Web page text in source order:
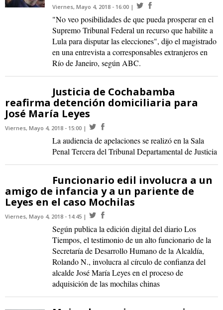
Viernes, Mayo 4, 2018 - 16:00
"No veo posibilidades de que pueda prosperar en el
Supremo Tribunal Federal un recurso que habilite a
Lula para disputar las elecciones", dijo el magistrado
en una entrevista a corresponsables extranjeros en
Río de Janeiro, según ABC.
Justicia de Cochabamba
reafirma detención domiciliaria para
José María Leyes
Viernes, Mayo 4, 2018 - 15:00
La audiencia de apelaciones se realizó en la Sala
Penal Tercera del Tribunal Departamental de Justicia
Funcionario edil involucra a un
amigo de infancia y a un pariente de
Leyes en el caso Mochilas
Viernes, Mayo 4, 2018 - 14:45
Según publica la edición digital del diario Los
Tiempos, el testimonio de un alto funcionario de la
Secretaría de Desarrollo Humano de la Alcaldía,
Rolando N., involucra al círculo de confianza del
alcalde José María Leyes en el proceso de
adquisición de las mochilas chinas